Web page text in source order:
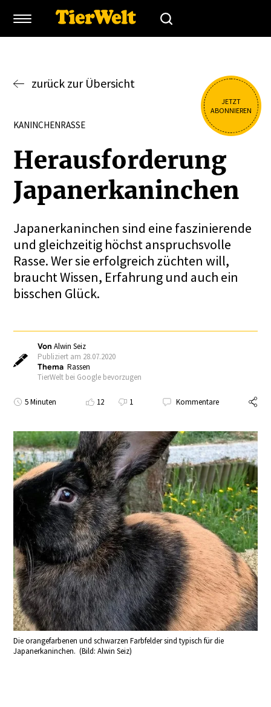
JETZT
ABONNIEREN
zurück zur Übersicht
KANINCHENRASSE
Heraus­for­derung
Japaner­ka­ninchen
Japanerkaninchen sind eine faszinierende
und gleichzeitig höchst anspruchsvolle
Rasse. Wer sie erfolgreich züchten will,
braucht Wissen, Erfahrung und auch ein
bisschen Glück.
VonAlwin Seiz
Publiziert am 28.07.2020
Thema Rassen
TierWelt bei Google bevorzugen
5 Minuten 12 1 Kommentare
Die orangefarbenen und schwarzen Farbfelder sind typisch für die
Japanerkaninchen. (Bild: Alwin Seiz)